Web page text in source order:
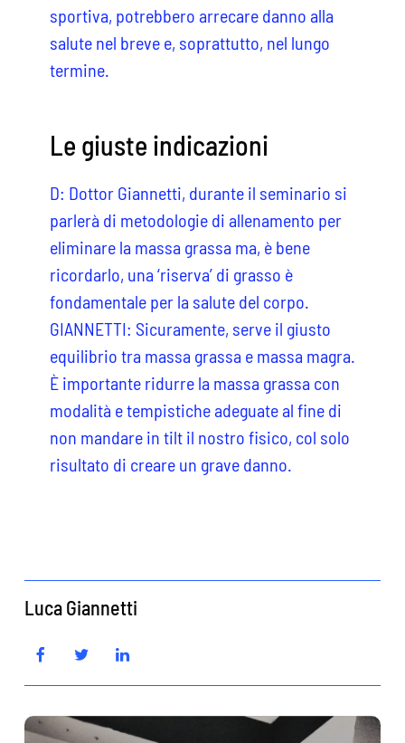
sportiva, potrebbero arrecare danno alla
salute nel breve e, soprattutto, nel lungo
termine.
Le giuste indicazioni
D: Dottor Giannetti, durante il seminario si
parlerà di metodologie di allenamento per
eliminare la massa grassa ma, è bene
ricordarlo, una ‘riserva’ di grasso è
fondamentale per la salute del corpo.
GIANNETTI: Sicuramente, serve il giusto
equilibrio tra massa grassa e massa magra.
È importante ridurre la massa grassa con
modalità e tempistiche adeguate al fine di
non mandare in tilt il nostro fisico, col solo
risultato di creare un grave danno.
Luca Giannetti